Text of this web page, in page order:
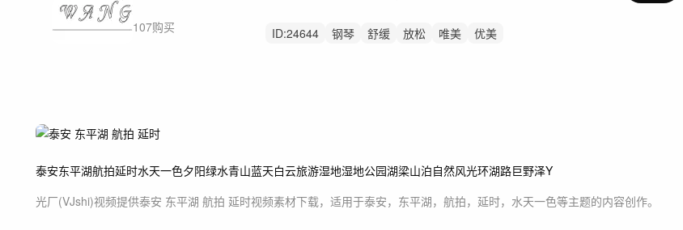
107购买 ID:24644 钢琴 舒缓 放松 唯美
优美
泰安东平湖航拍延时水天一色夕阳绿水青山蓝天白云旅游湿地湿地公园湖梁山泊自然风光环湖路巨野泽Y
光厂(VJshi)视频提供泰安 东平湖 航拍 延时视频素材下载，适用于泰安，东平湖，航拍，延时，水天一色等主题的内容创作。